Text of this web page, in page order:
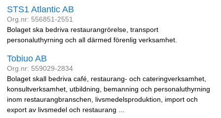
STS1 Atlantic AB
Org.nr: 556851-2551
Bolaget ska bedriva restaurangrörelse, transport
personaluthyrning och all därmed förenlig verksamhet.
Tobiuo AB
Org.nr: 559029-2834
Bolaget skall bedriva café, restaurang- och cateringverksamhet,
konsultverksamhet, utbildning, bemanning och personaluthyrning
inom restaurangbranschen, livsmedelsproduktion, import och
export av livsmedel och restaurang ...